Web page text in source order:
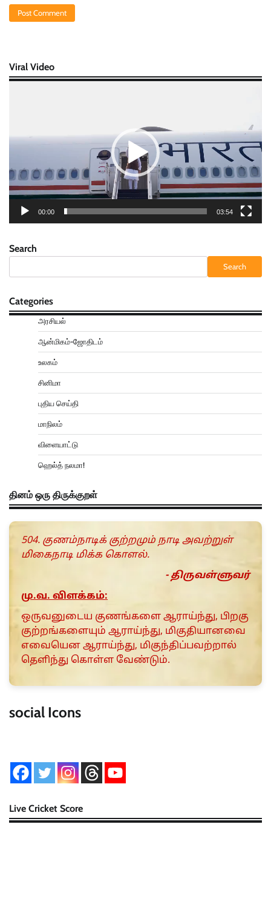
Viral Video
00:00 03:54
Search
Search
Categories
அரசியல்
ஆன்மிகம்-ஜோதிடம்
உலகம்
சினிமா
புதிய செய்தி
மாநிலம்
விளையாட்டு
ஹெல்த் நலமா!
தினம் ஒரு திருக்குறள்
504. குணம்நாடிக் குற்றமும் நாடி அவற்றுள்
மிகைநாடி மிக்க கொளல்.
- திருவள்ளுவர்
மு.வ. விளக்கம்:
ஒருவனுடைய குணங்களை ஆராய்ந்து, பிறகு
குற்றங்களையும் ஆராய்ந்து, மிகுதியானவை
எவையென ஆராய்ந்து, மிகுந்திப்பவற்றால்
தெளிந்து கொள்ள வேண்டும்.
social Icons
Live Cricket Score